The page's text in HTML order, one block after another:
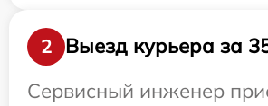
2
Выезд курьера за
Сервисный инженер